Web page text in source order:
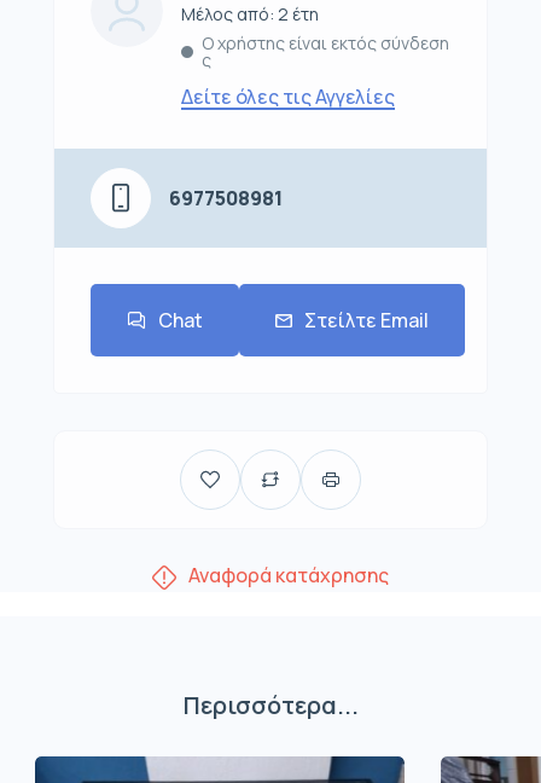
Μέλος από: 2 έτη
Ο χρήστης είναι εκτός σύνδεση
ς
Δείτε όλες τις Αγγελίες
6977508981
Chat Στείλτε Email
Αναφορά κατάχρησης
Περισσότερα...